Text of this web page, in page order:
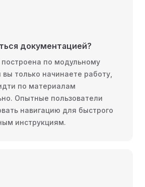
документацией?
по модульному
вы только начинаете работу,
по материалам
Опытные пользователи
навигацию для быстрого
инструкциям.